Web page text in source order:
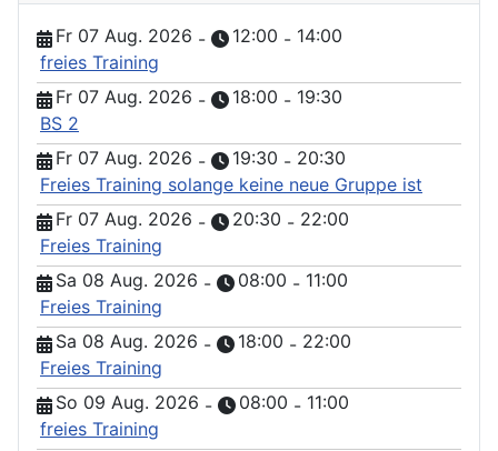
Fr 07 Aug. 2026 - 12:00 - 14:00
freies Training
Fr 07 Aug. 2026 - 18:00 - 19:30
BS 2
Fr 07 Aug. 2026 - 19:30 - 20:30
Freies Training solange keine neue Gruppe ist
Fr 07 Aug. 2026 - 20:30 - 22:00
Freies Training
Sa 08 Aug. 2026 - 08:00 - 11:00
Freies Training
Sa 08 Aug. 2026 - 18:00 - 22:00
Freies Training
So 09 Aug. 2026 - 08:00 - 11:00
freies Training